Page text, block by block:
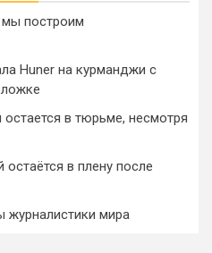
мы построим
Huner на курманджи с
в тюрьме, несмотря
в плену после
журналистики мира